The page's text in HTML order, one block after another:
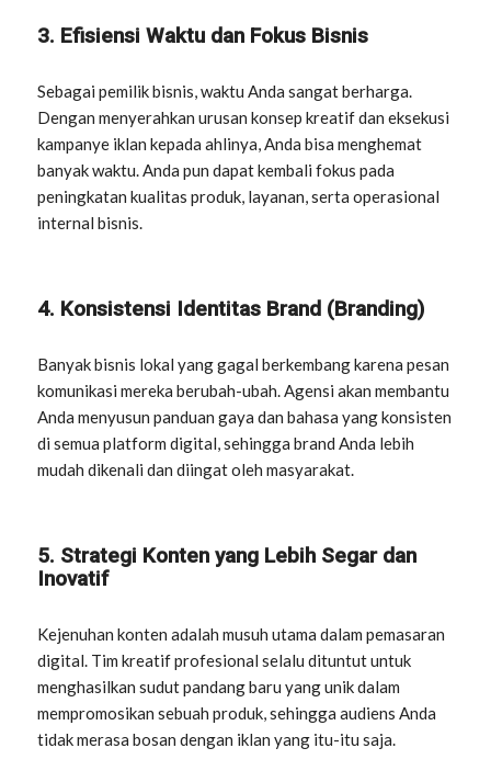
3. Efisiensi Waktu dan Fokus Bisnis
Sebagai pemilik bisnis, waktu Anda sangat berharga.
Dengan menyerahkan urusan konsep kreatif dan eksekusi
kampanye iklan kepada ahlinya, Anda bisa menghemat
banyak waktu. Anda pun dapat kembali fokus pada
peningkatan kualitas produk, layanan, serta operasional
internal bisnis.
4. Konsistensi Identitas Brand (Branding)
Banyak bisnis lokal yang gagal berkembang karena pesan
komunikasi mereka berubah-ubah. Agensi akan membantu
Anda menyusun panduan gaya dan bahasa yang konsisten
di semua platform digital, sehingga brand Anda lebih
mudah dikenali dan diingat oleh masyarakat.
5. Strategi Konten yang Lebih Segar dan
Inovatif
Kejenuhan konten adalah musuh utama dalam pemasaran
digital. Tim kreatif profesional selalu dituntut untuk
menghasilkan sudut pandang baru yang unik dalam
mempromosikan sebuah produk, sehingga audiens Anda
tidak merasa bosan dengan iklan yang itu-itu saja.